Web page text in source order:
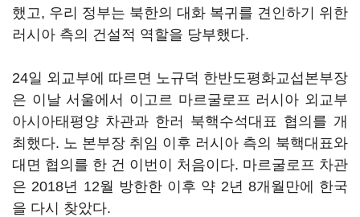
했고, 우리 정부는 북한의 대화 복귀를 견인하기 위한
러시아 측의 건설적 역할을 당부했다.
24일 외교부에 따르면 노규덕 한반도평화교섭본부장
은 이날 서울에서 이고르 마르굴로프 러시아 외교부
아시아태평양 차관과 한러 북핵수석대표 협의를 개
최했다. 노 본부장 취임 이후 러시아 측의 북핵대표와
대면 협의를 한 건 이번이 처음이다. 마르굴로프 차관
은 2018년 12월 방한한 이후 약 2년 8개월만에 한국
을 다시 찾았다.